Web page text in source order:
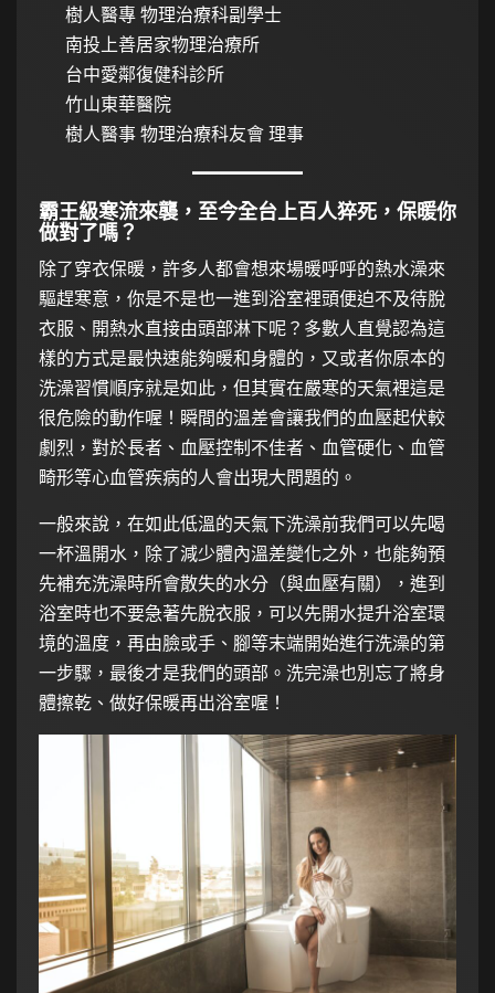
樹人醫專 物理治療科副學士
南投上善居家物理治療所
台中愛鄰復健科診所
竹山東華醫院
樹人醫事 物理治療科友會 理事
霸王級寒流來襲，至今全台上百人猝死，保暖你
做對了嗎？
除了穿衣保暖，許多人都會想來場暖呼呼的熱水澡來
驅趕寒意，你是不是也一進到浴室裡頭便迫不及待脫
衣服、開熱水直接由頭部淋下呢？多數人直覺認為這
樣的方式是最快速能夠暖和身體的，又或者你原本的
洗澡習慣順序就是如此，但其實在嚴寒的天氣裡這是
很危險的動作喔！瞬間的溫差會讓我們的血壓起伏較
劇烈，對於長者、血壓控制不佳者、血管硬化、血管
畸形等心血管疾病的人會出現大問題的。
一般來說，在如此低溫的天氣下洗澡前我們可以先喝
一杯溫開水，除了減少體內溫差變化之外，也能夠預
先補充洗澡時所會散失的水分（與血壓有關），進到
浴室時也不要急著先脫衣服，可以先開水提升浴室環
境的溫度，再由臉或手、腳等末端開始進行洗澡的第
一步驟，最後才是我們的頭部。洗完澡也別忘了將身
體擦乾、做好保暖再出浴室喔！